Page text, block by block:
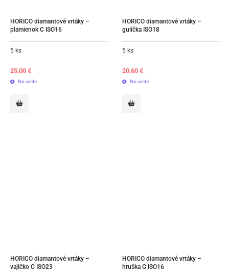
HORICO diamantové vrtáky –
plamienok C ISO16
5 ks
25,00 €
Na ceste
HORICO diamantové vrtáky –
gulička ISO18
5 ks
20,60 €
Na ceste
HORICO diamantové vrtáky –
vajíčko C ISO23
HORICO diamantové vrtáky –
hruška G ISO16